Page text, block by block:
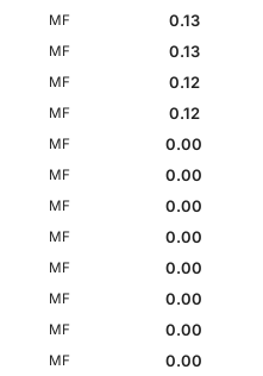
MF
0.13
MF
0.13
MF
0.12
MF
0.12
MF
0.00
MF
0.00
MF
0.00
MF
0.00
MF
0.00
MF
0.00
MF
0.00
MF 0.00